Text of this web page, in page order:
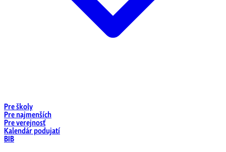
Pre školy
Pre najmenších
Pre verejnosť
Kalendár podujatí
BIB